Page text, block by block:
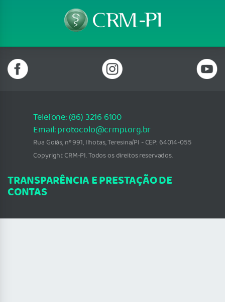
Telefone: (86) 3216 6100
Email: protocolo@crmpi.org.br
Rua Goiás, nº 991, Ilhotas, Teresina/PI - CEP: 64014-055
Copyright CRM-PI. Todos os direitos reservados.
TRANSPARÊNCIA E PRESTAÇÃO DE
CONTAS